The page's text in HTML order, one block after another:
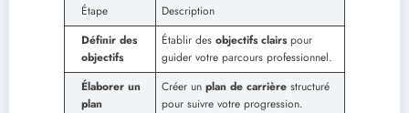
Étape
Description
Définir des
objectifs
Établir des objectifs clairspour
guider votre parcours professionnel.
Élaborer un
plan
Créer un plan de carrière structuré
pour suivre votre progression.